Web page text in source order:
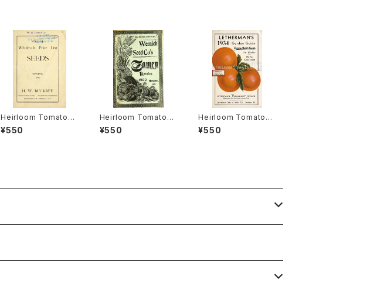
Heirloom Tomato®
Livingston's Crimso
n Cushion エアルー
¥550
Heirloom Tomato®
Livingston's Boufo
mmenheir エアルー
¥550
Heirloom Tomato®
Lethermans' Param
ount エアルーム・トマ
¥550